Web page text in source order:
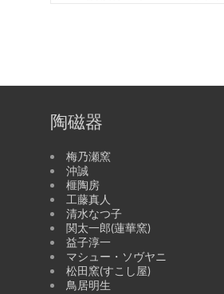
陶磁器
梅乃瀬窯
沖誠
榧陶房
工藤真人
清水なつ子
関太一郎(蓮華窯)
益子淳一
マシュー・ソヴヤニ
松田窯(すこし屋)
鳥居明生